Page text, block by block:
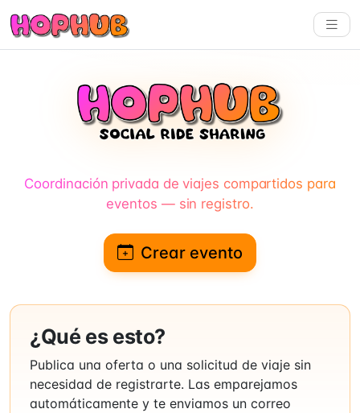
Coordinación privada de viajes compartidos para
eventos — sin registro.
Crear evento
¿Qué es esto?
Publica una oferta o una solicitud de viaje sin
necesidad de registrarte. Las emparejamos
automáticamente y te enviamos un correo